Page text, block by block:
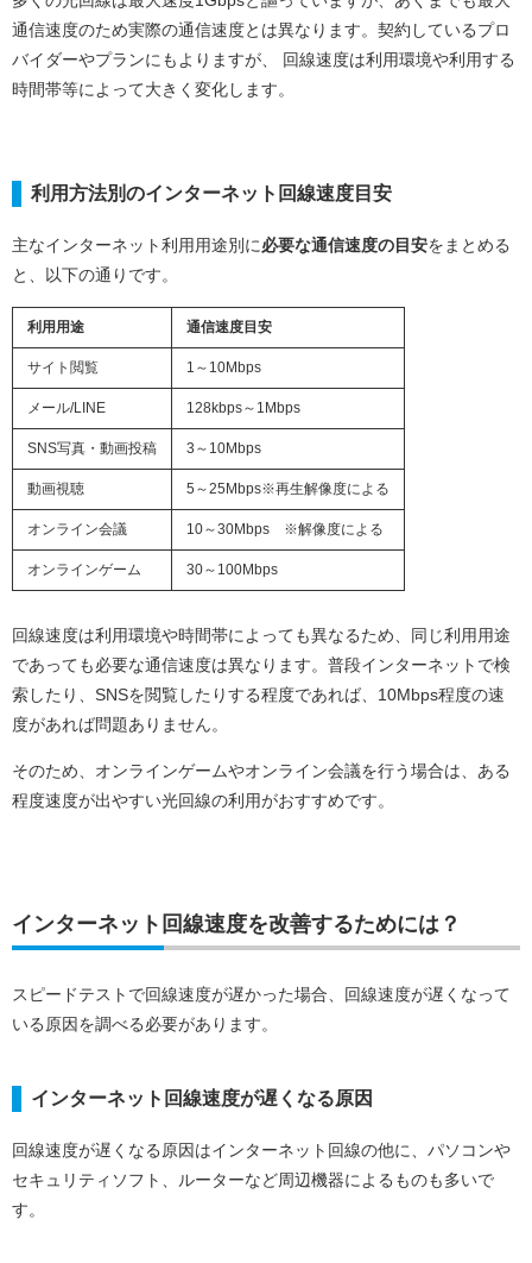
通信速度のため実際の通信速度とは異なります。契約しているプロ
バイダーやプランにもよりますが、 回線速度は利用環境や利用する
時間帯等によって大きく変化します。
利用方法別のインターネット回線速度目安
主なインターネット利用用途別に必要な通信速度の目安をまとめる
と、以下の通りです。
利用用途 通信速度目安
サイト閲覧 1～10Mbps
メール/LINE 128kbps～1Mbps
SNS写真・動画投稿 3～10Mbps
動画視聴 5～25Mbps※再生解像度による
オンライン会議 10～30Mbps ※解像度による
オンラインゲーム 30～100Mbps
回線速度は利用環境や時間帯によっても異なるため、同じ利用用途
であっても必要な通信速度は異なります。普段インターネットで検
索したり、SNSを閲覧したりする程度であれば、10Mbps程度の速
度があれば問題ありません。
そのため、オンラインゲームやオンライン会議を行う場合は、ある
程度速度が出やすい光回線の利用がおすすめです。
インターネット回線速度を改善するためには？
スピードテストで回線速度が遅かった場合、回線速度が遅くなって
いる原因を調べる必要があります。
インターネット回線速度が遅くなる原因
回線速度が遅くなる原因はインターネット回線の他に、パソコンや
セキュリティソフト、ルーターなど周辺機器によるものも多いで
す。